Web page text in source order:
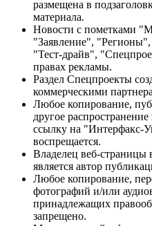
размещена в
материала.
Новости с пометками
"Заявление",
"Тест-драйв",
правах рекламы.
Раздел Спецпроекты
коммерческими
Любое копирование,
другое
ссылку на "Интерфакс-
воспрещается.
Владелец веб-страницы
является автор
Любое копирование,
фотографий и/или
принадлежащих
запрещено.